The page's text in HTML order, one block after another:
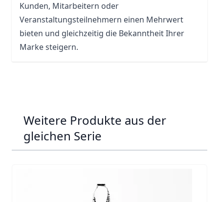
Kunden, Mitarbeitern oder
Veranstaltungsteilnehmern einen Mehrwert
bieten und gleichzeitig die Bekanntheit Ihrer
Marke steigern.
Weitere Produkte aus der
gleichen Serie